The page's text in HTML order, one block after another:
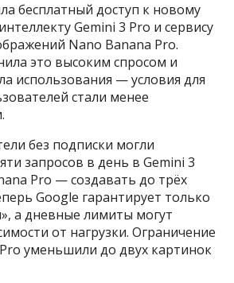
бесплатный доступ к новому
Gemini 3 Pro и сервису
Nano Banana Pro.
это высоким спросом и
использования — условия для
стали менее
без подписки могли
запросов в день в Gemini 3
Pro — создавать до трёх
Google гарантирует только
а дневные лимиты могут
от нагрузки. Ограничение
уменьшили до двух картинок